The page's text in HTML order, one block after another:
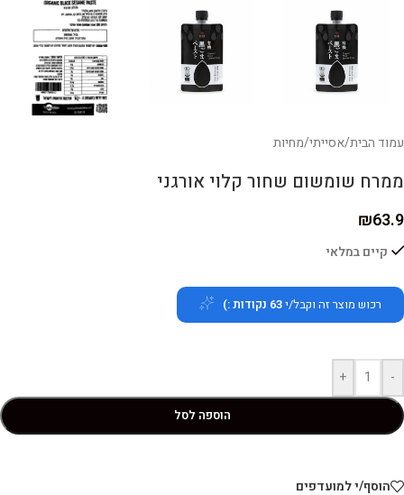
עמוד הבית/אסייתי/מחיות
ממרח שומשום שחור קלוי אורגני
₪63.9
קיים במלאי
רכוש מוצר זה וקבל/י63 נקודות :)
-
+
הוספה לסל
הוסף/י למועדפים